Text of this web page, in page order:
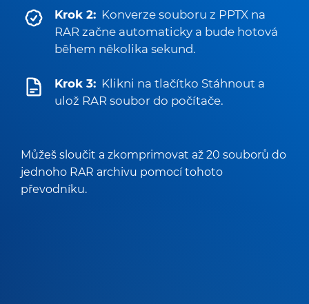
Krok 2: Konverze souboru z PPTX na
RAR začne automaticky a bude hotová
během několika sekund.
Krok 3: Klikni na tlačítko Stáhnout a
ulož RAR soubor do počítače.
Můžeš sloučit a zkomprimovat až 20 souborů do
jednoho RAR archivu pomocí tohoto
převodníku.